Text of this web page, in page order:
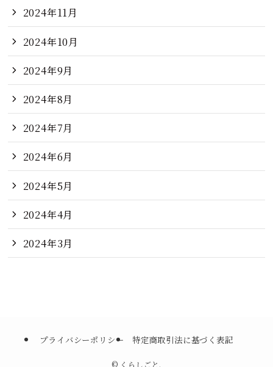
2024年11月
2024年10月
2024年9月
2024年8月
2024年7月
2024年6月
2024年5月
2024年4月
2024年3月
プライバシーポリシー 特定商取引法に基づく表記
© くらしごと.